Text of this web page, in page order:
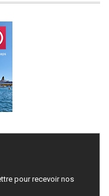
pour recevoir nos